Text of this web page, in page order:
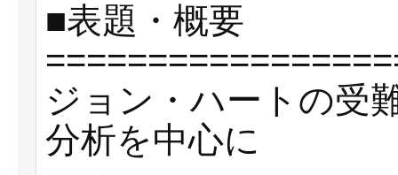
■表題・概要
ジョン・ハートの
分析を中心に